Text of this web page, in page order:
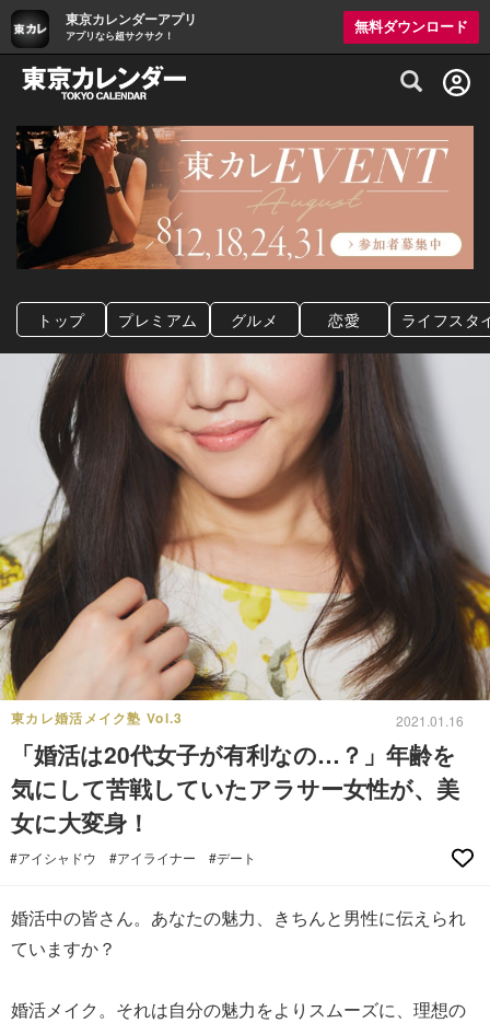
東京カレンダーアプリ
アプリなら超サクサク！
無料ダウンロード
グルメ情報・プレミアムレストラン予約
トップ プレミアム グルメ 恋愛 ライフスタ
東カレ婚活メイク塾 Vol.3 2021.01.16
「婚活は20代女子が有利なの…？」年齢を
気にして苦戦していたアラサー女性が、美
女に大変身！
#アイシャドウ #アイライナー #デート
婚活中の皆さん。あなたの魅力、きちんと男性に伝えられ
ていますか？
婚活メイク。それは自分の魅力をよりスムーズに、理想の